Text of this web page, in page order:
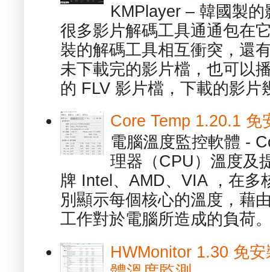
KMPlayer – 韓國製
很多影片解碼工具通通包在
裝的解碼工具相互衝突，還
未下載完的影片檔，也可以
的 FLV 影片檔，下載的影片
Core Temp 1.20.1 免
電腦溫度監控軟體 -
理器（CPU）溫度及
牌 Intel、AMD、VIA ，在多
別顯示每個核心的溫度，藉
工作對於電腦所造成的負荷
HWMonitor 1.30 免